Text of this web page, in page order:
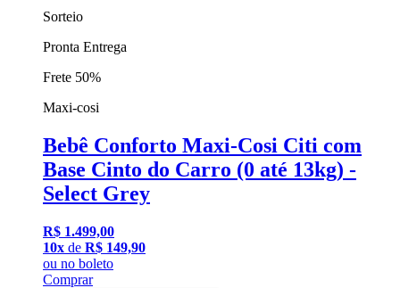
Sorteio
Pronta Entrega
Frete 50%
Maxi-cosi
Bebê Conforto Maxi-Cosi Citi com
Base Cinto do Carro (0 até 13kg) -
Select Grey
R$ 1.499,00
10x de R$ 149,90
ou no boleto
Comprar